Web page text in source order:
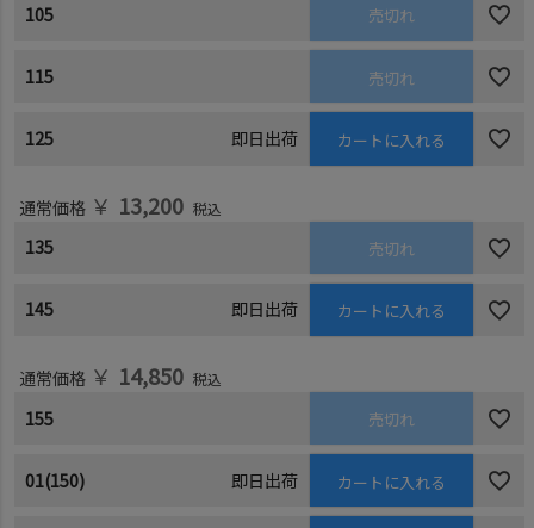
105 売切れ
115 売切れ
125 即日出荷 カートに入れる
通常価格 ￥ 13,200 税込
135 売切れ
145 即日出荷 カートに入れる
通常価格 ￥ 14,850 税込
155 売切れ
01(150) 即日出荷 カートに入れる